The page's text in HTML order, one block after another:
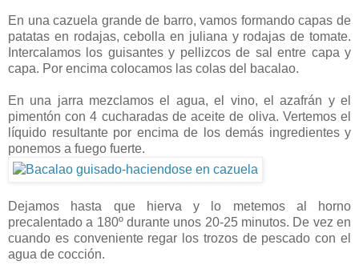
En una cazuela grande de barro, vamos formando capas de
patatas en rodajas, cebolla en juliana y rodajas de tomate.
Intercalamos los guisantes y pellizcos de sal entre capa y
capa. Por encima colocamos las colas del bacalao.
En una jarra mezclamos el agua, el vino, el azafrán y el
pimentón con 4 cucharadas de aceite de oliva. Vertemos el
líquido resultante por encima de los demás ingredientes y
ponemos a fuego fuerte.
Dejamos hasta que hierva y lo metemos al horno
precalentado a 180º durante unos 20-25 minutos. De vez en
cuando es conveniente regar los trozos de pescado con el
agua de cocción.